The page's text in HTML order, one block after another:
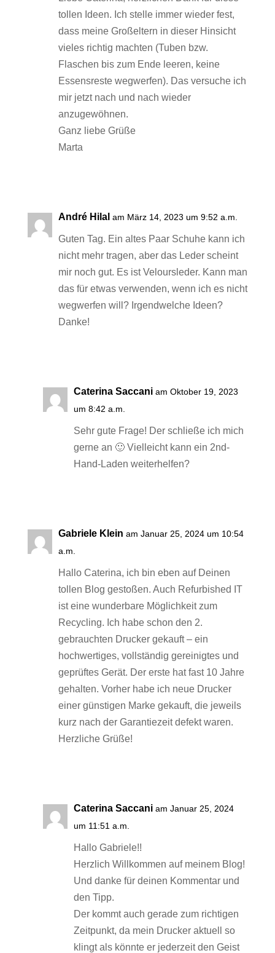
tollen Ideen. Ich stelle immer wieder fest,
dass meine Großeltern in dieser Hinsicht
vieles richtig machten (Tuben bzw.
Flaschen bis zum Ende leeren, keine
Essensreste wegwerfen). Das versuche ich
mir jetzt nach und nach wieder
anzugewöhnen.
Ganz liebe Grüße
Marta
André Hilal am März 14, 2023 um 9:52 a.m.
Guten Tag. Ein altes Paar Schuhe kann ich
nicht mehr tragen, aber das Leder scheint
mir noch gut. Es ist Veloursleder. Kann man
das für etwas verwenden, wenn ich es nicht
wegwerfen will? Irgendwelche Ideen?
Danke!
Caterina Saccani am Oktober 19, 2023
um 8:42 a.m.
Sehr gute Frage! Der schließe ich mich
gerne an 🙂 Vielleicht kann ein 2nd-
Hand-Laden weiterhelfen?
Gabriele Klein am Januar 25, 2024 um 10:54
a.m.
Hallo Caterina, ich bin eben auf Deinen
tollen Blog gestoßen. Auch Refurbished IT
ist eine wunderbare Möglichkeit zum
Recycling. Ich habe schon den 2.
gebrauchten Drucker gekauft – ein
hochwertiges, vollständig gereinigtes und
geprüftes Gerät. Der erste hat fast 10 Jahre
gehalten. Vorher habe ich neue Drucker
einer günstigen Marke gekauft, die jeweils
kurz nach der Garantiezeit defekt waren.
Herzliche Grüße!
Caterina Saccani am Januar 25, 2024
um 11:51 a.m.
Hallo Gabriele!!
Herzlich Willkommen auf meinem Blog!
Und danke für deinen Kommentar und
den Tipp.
Der kommt auch gerade zum richtigen
Zeitpunkt, da mein Drucker aktuell so
klingt als könnte er jederzeit den Geist